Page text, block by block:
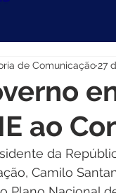
ao
de Comunicação27
da
Camilo